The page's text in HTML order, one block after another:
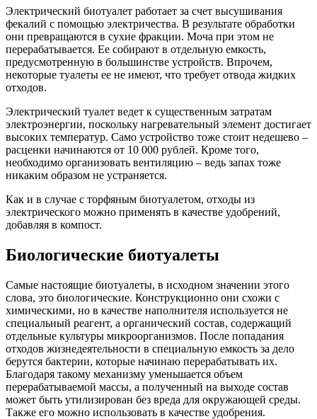
Электрический биотуалет работает за счет высушивания
фекалий с помощью электричества. В результате обработки
они превращаются в сухие фракции. Моча при этом не
перерабатывается. Ее собирают в отдельную емкость,
предусмотренную в большинстве устройств. Впрочем,
некоторые туалеты ее не имеют, что требует отвода жидких
отходов.
Электрический туалет ведет к существенным затратам
электроэнергии, поскольку нагревательный элемент достигает
высоких температур. Само устройство тоже стоит недешево –
расценки начинаются от 10 000 рублей. Кроме того,
необходимо организовать вентиляцию – ведь запах тоже
никаким образом не устраняется.
Как и в случае с торфяным биотуалетом, отходы из
электрического можно применять в качестве удобрений,
добавляя в компост.
Биологические биотуалеты
Самые настоящие биотуалеты, в исходном значении этого
слова, это биологические. Конструкционно они схожи с
химическими, но в качестве наполнителя используется не
специальный реагент, а органический состав, содержащий
отдельные культуры микроорганизмов. После попадания
отходов жизнедеятельности в специальную емкость за дело
берутся бактерии, которые начинаю перерабатывать их.
Благодаря такому механизму уменьшается объем
перерабатываемой массы, а полученный на выходе состав
может быть утилизирован без вреда для окружающей среды.
Также его можно использовать в качестве удобрения.